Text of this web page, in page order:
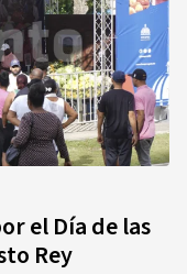
el Día de las
Rey